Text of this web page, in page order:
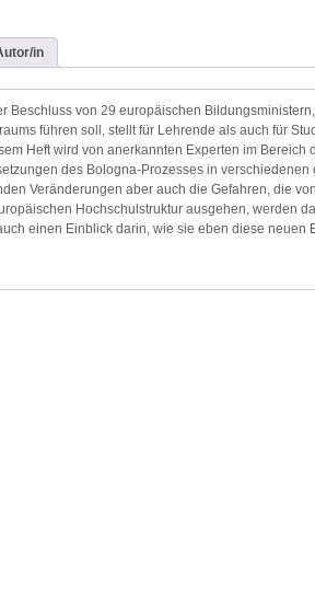
in
Beschluss von 29 europäischen
führen soll, stellt für Lehrende als auch für
Heft wird von anerkannten Experten im
des Bologna-Prozesses in
Veränderungen aber auch die Gefahren, die
Hochschulstruktur ausgehen, werden
einen Einblick darin, wie sie eben diese neuen